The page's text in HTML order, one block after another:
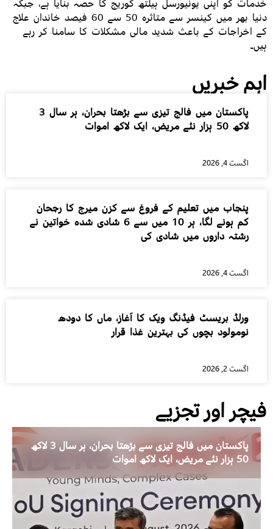
خدمات کو اپنی یونیورسل ہیلتھ کوریج کا حصہ بنایا ہے، جبکہ
دنیا بھر میں کینسر سے متاثرہ 50 سے 60 فیصد خاندان علاج
کے اخراجات کے باعث شدید مالی مشکلات کا سامنا کر رہے
ہیں۔
اہم خبریں
پاکستان میں فالج تیزی سے بڑھتا بحران، ہر سال 3
لاکھ 50 ہزار نئے مریض، ایک لاکھ اموات
اگست 4, 2026
پنجاب میں تعلیم کے فروغ سے کزن میرج کا رجحان
کم ہونے لگا، ہر 10 میں سے 6 شادی شدہ خواتین نے
رشتہ داروں میں شادی کی
اگست 4, 2026
ورلڈ بریسٹ فیڈنگ ویک کا آغاز، ماں کا دودھ
نومولود بچوں کی بہترین غذا قرار
اگست 2, 2026
فیچر اور تجزیے
پاکستان میں فالج تیزی سے بڑھتا بحران، ہر سال 3 لاکھ
50 ہزار نئے مریض، ایک لاکھ اموات